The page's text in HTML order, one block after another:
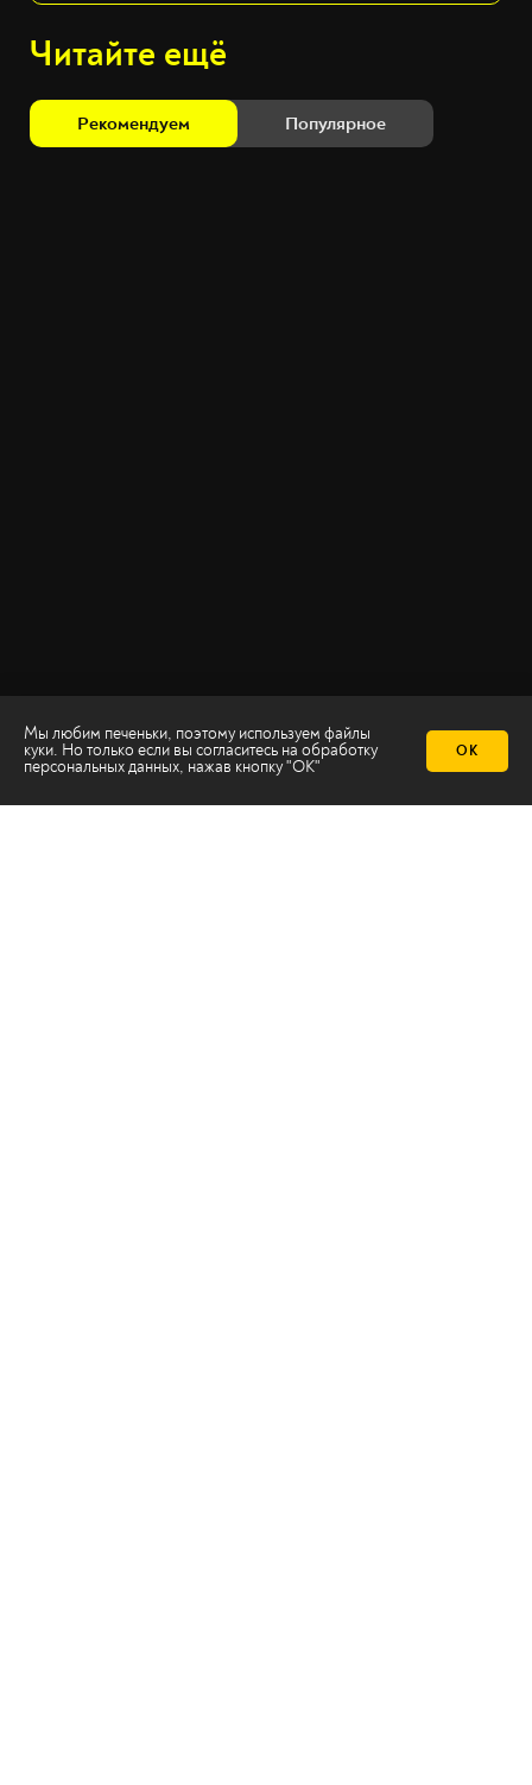
Читайте ещё
Рекомендуем Популярное
Мы любим печеньки, поэтому используем файлы
куки. Но только если вы согласитесь на обработку
персональных данных, нажав кнопку "ОК"
ОК